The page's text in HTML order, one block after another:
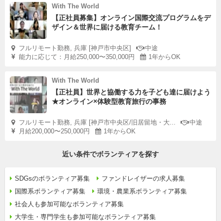
With The World
【正社員募集】オンライン国際交流プログラムをデ
ザイン＆世界に届ける教育チーム！
フルリモート勤務, 兵庫 [神戸市中央区]
中途
能力に応じて：月給250,000〜350,000円
1年からOK
With The World
【正社員】世界と協働する力を子ども達に届けよう
★オンライン×体験型教育旅行の事務
フルリモート勤務, 兵庫 [神戸市中央区/旧居留地・大...
中途
月給200,000〜250,000円
1年からOK
近い条件でボランティアを探す
SDGsのボランティア募集
ファンドレイザーの求人募集
国際系ボランティア募集
環境・農業系ボランティア募集
社会人も参加可能なボランティア募集
大学生・専門学生も参加可能なボランティア募集